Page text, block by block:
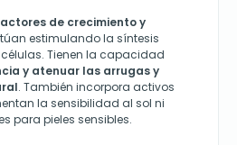
de crecimiento y
estimulando la síntesis
Tienen la capacidad
y atenuar las arrugas y
. También incorpora activos
la sensibilidad al sol ni
para pieles sensibles.